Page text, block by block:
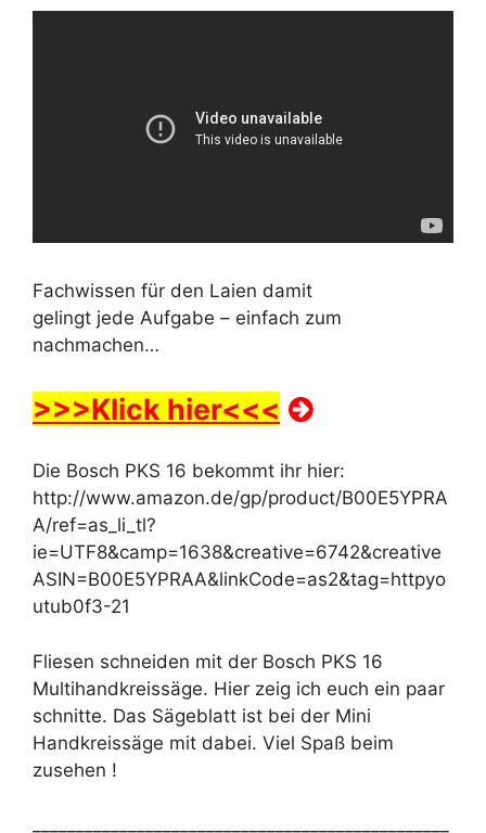
Fachwissen für den Laien damit
gelingt jede Aufgabe – einfach zum
nachmachen…
>>>Klick hier<<<
Die Bosch PKS 16 bekommt ihr hier:
http://www.amazon.de/gp/product/B00E5YPRA
A/ref=as_li_tl?
ie=UTF8&camp=1638&creative=6742&creative
ASIN=B00E5YPRAA&linkCode=as2&tag=httpyo
utub0f3-21
Fliesen schneiden mit der Bosch PKS 16
Multihandkreissäge. Hier zeig ich euch ein paar
schnitte. Das Sägeblatt ist bei der Mini
Handkreissäge mit dabei. Viel Spaß beim
zusehen !